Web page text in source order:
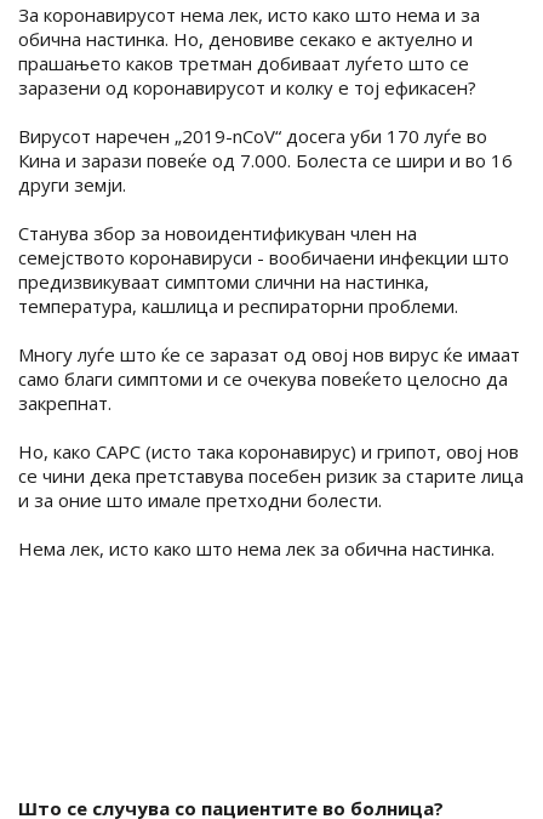
За коронавирусот нема лек, исто како што нема и за
обична настинка. Но, деновиве секако е актуелно и
прашањето каков третман добиваат луѓето што се
заразени од коронавирусот и колку е тој ефикасен?
Вирусот наречен „2019-nCoV“ досега уби 170 луѓе во
Кина и зарази повеќе од 7.000. Болеста се шири и во 16
други земји.
Станува збор за новоидентификуван член на
семејството коронавируси - вообичаени инфекции што
предизвикуваат симптоми слични на настинка,
температура, кашлица и респираторни проблеми.
Многу луѓе што ќе се заразат од овој нов вирус ќе имаат
само благи симптоми и се очекува повеќето целосно да
закрепнат.
Но, како САРС (исто така коронавирус) и грипот, овој нов
се чини дека претставува посебен ризик за старите лица
и за оние што имале претходни болести.
Нема лек, исто како што нема лек за обична настинка.
Што се случува со пациентите во болница?